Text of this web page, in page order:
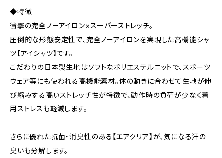
◆特徴
衝撃の完全ノーアイロン×スーパーストレッチ。
圧倒的な形態安定性で、完全ノーアイロンを実現した高機能シャ
ツ【アイシャツ】です。
こだわりの日本製生地はソフトなポリエステルニットで、スポーツ
ウェア等にも使われる高機能素材。体の動きに合わせて生地が伸
び縮みする高いストレッチ性が特徴で、動作時の負荷が少なく着
用ストレスも軽減します。
さらに優れた抗菌・消臭性のある【エアクリア】が、気になる汗の
臭いも分解します。